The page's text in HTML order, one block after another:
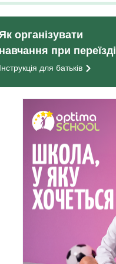
організувати
при переїзді
для батьків